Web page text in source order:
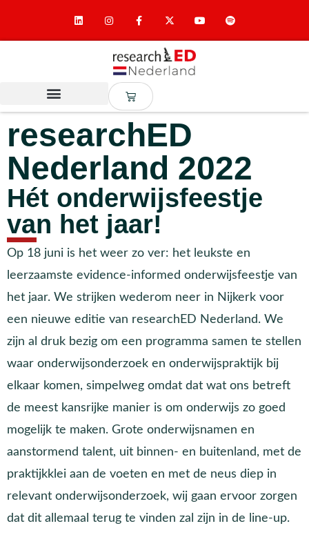
researchED
Nederland 2022
Hét onderwijsfeestje
van het jaar!
Op 18 juni is het weer zo ver: het leukste en
leerzaamste evidence-informed onderwijsfeestje van
het jaar. We strijken wederom neer in Nijkerk voor
een nieuwe editie van researchED Nederland. We
zijn al druk bezig om een programma samen te stellen
waar onderwijsonderzoek en onderwijspraktijk bij
elkaar komen, simpelweg omdat dat wat ons betreft
de meest kansrijke manier is om onderwijs zo goed
mogelijk te maken. Grote onderwijsnamen en
aanstormend talent, uit binnen- en buitenland, met de
praktijkklei aan de voeten en met de neus diep in
relevant onderwijsonderzoek, wij gaan ervoor zorgen
dat dit allemaal terug te vinden zal zijn in de line-up.